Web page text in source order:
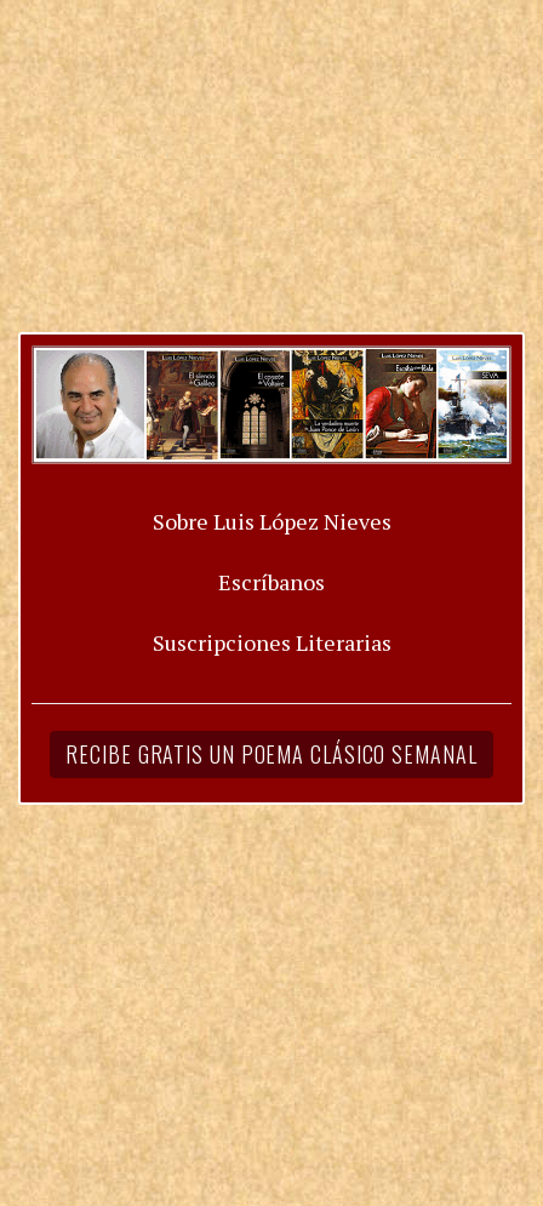
Sobre Luis López Nieves
Escríbanos
Suscripciones Literarias
RECIBE GRATIS UN POEMA CLÁSICO SEMANAL